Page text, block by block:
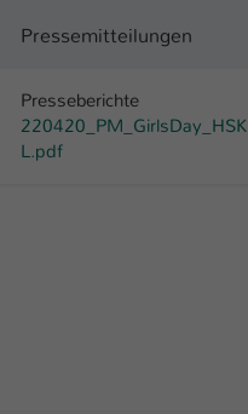
Pressemitteilungen
Presseberichte
220420_PM_GirlsDay_HSK
L.pdf